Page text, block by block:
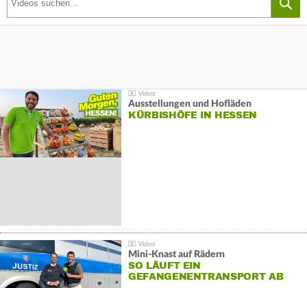
Ausstellungen und Hofläden
KÜRBISHÖFE IN HESSEN
Mini-Knast auf Rädern
SO LÄUFT EIN
GEFANGENENTRANSPORT AB